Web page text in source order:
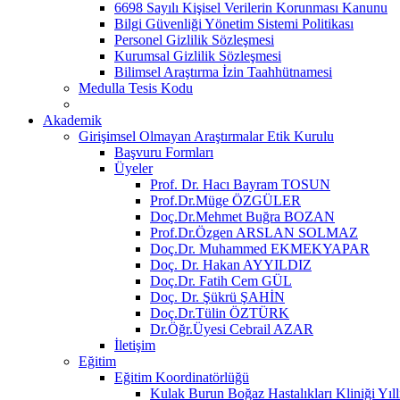
6698 Sayılı Kişisel Verilerin Korunması Kanunu
Bilgi Güvenliği Yönetim Sistemi Politikası
Personel Gizlilik Sözleşmesi
Kurumsal Gizlilik Sözleşmesi
Bilimsel Araştırma İzin Taahhütnamesi
Medulla Tesis Kodu
Akademik
Girişimsel Olmayan Araştırmalar Etik Kurulu
Başvuru Formları
Üyeler
Prof. Dr. Hacı Bayram TOSUN
Prof.Dr.Müge ÖZGÜLER
Doç.Dr.Mehmet Buğra BOZAN
Prof.Dr.Özgen ARSLAN SOLMAZ
Doç.Dr. Muhammed EKMEKYAPAR
Doç. Dr. Hakan AYYILDIZ
Doç.Dr. Fatih Cem GÜL
Doç. Dr. Şükrü ŞAHİN
Doç.Dr.Tülin ÖZTÜRK
Dr.Öğr.Üyesi Cebrail AZAR
İletişim
Eğitim
Eğitim Koordinatörlüğü
Kulak Burun Boğaz Hastalıkları Kliniği